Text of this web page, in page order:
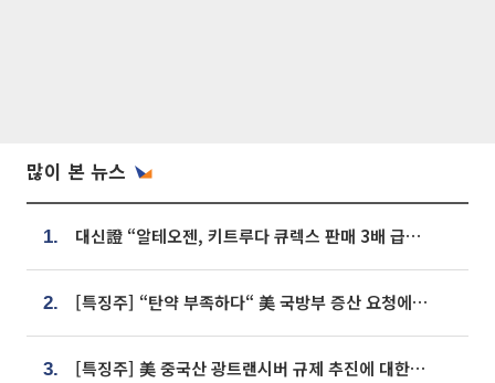
많이 본 뉴스
1. 대신證 “알테오젠, 키트루다 큐렉스 판매 3배 급증…목표가 41만원 상향”
2. [특징주] “탄약 부족하다“ 美 국방부 증산 요청에⋯국내 방산주 급등세
3. [특징주] 美 중국산 광트랜시버 규제 추진에 대한광통신 등 광통신株 강세